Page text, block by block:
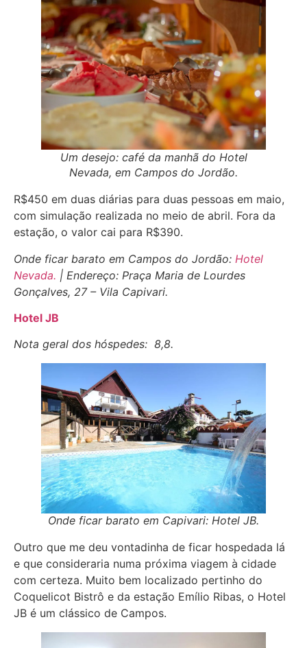
Um desejo: café da manhã do Hotel
Nevada, em Campos do Jordão.
R$450 em duas diárias para duas pessoas em maio,
com simulação realizada no meio de abril. Fora da
estação, o valor cai para R$390.
Onde ficar barato em Campos do Jordão: Hotel
Nevada. | Endereço: Praça Maria de Lourdes
Gonçalves, 27 – Vila Capivari.
Hotel JB
Nota geral dos hóspedes: 8,8.
Onde ficar barato em Capivari: Hotel JB.
Outro que me deu vontadinha de ficar hospedada lá
e que consideraria numa próxima viagem à cidade
com certeza. Muito bem localizado pertinho do
Coquelicot Bistrô e da estação Emílio Ribas, o Hotel
JB é um clássico de Campos.